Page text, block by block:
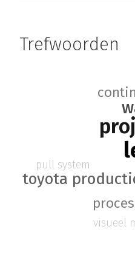
Trefwoorden
toyota
visueel
pull system